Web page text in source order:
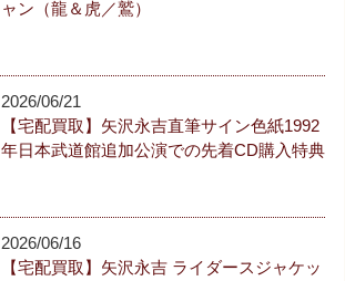
ャン（龍＆虎／鷲）
2026/06/21
【宅配買取】矢沢永吉直筆サイン色紙1992
年日本武道館追加公演での先着CD購入特典
2026/06/16
【宅配買取】矢沢永吉 ライダースジャケッ